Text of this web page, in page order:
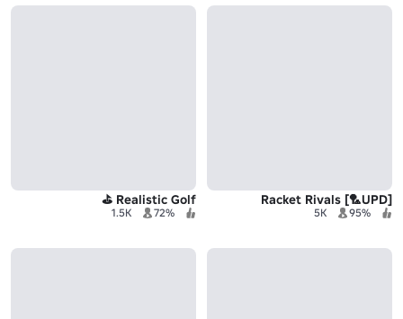
[UPD🏸] Racket Rivals
95%
5K
Realistic Golf ⛳
72%
1.5K